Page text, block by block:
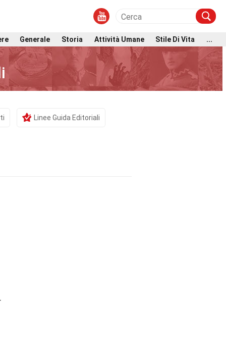
Generale Storia Attività Umane Stile Di Vita ...
Linee Guida Editoriali